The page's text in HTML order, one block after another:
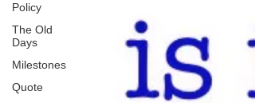
Policy
The Old
Days
Milestones
Quote